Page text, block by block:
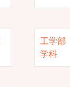
工学部
学科